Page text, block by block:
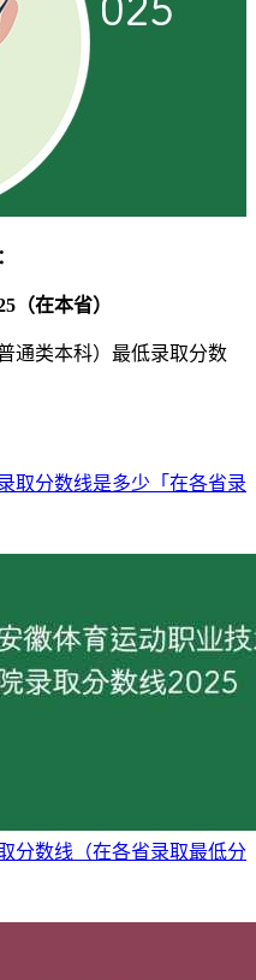
（在本省）
通类本科）最低录取分数
（在外省市）
取分数为：物理类477分、
分数为：文科330分、理科
录取分数为：综合类550分。
录取分数为：综合类501
取分数为：综合类508分。
线一览表（官方最新发布）
录取的最低分、最低位次、
取分数线是多少「在各省录
分数线（在各省录取最低分